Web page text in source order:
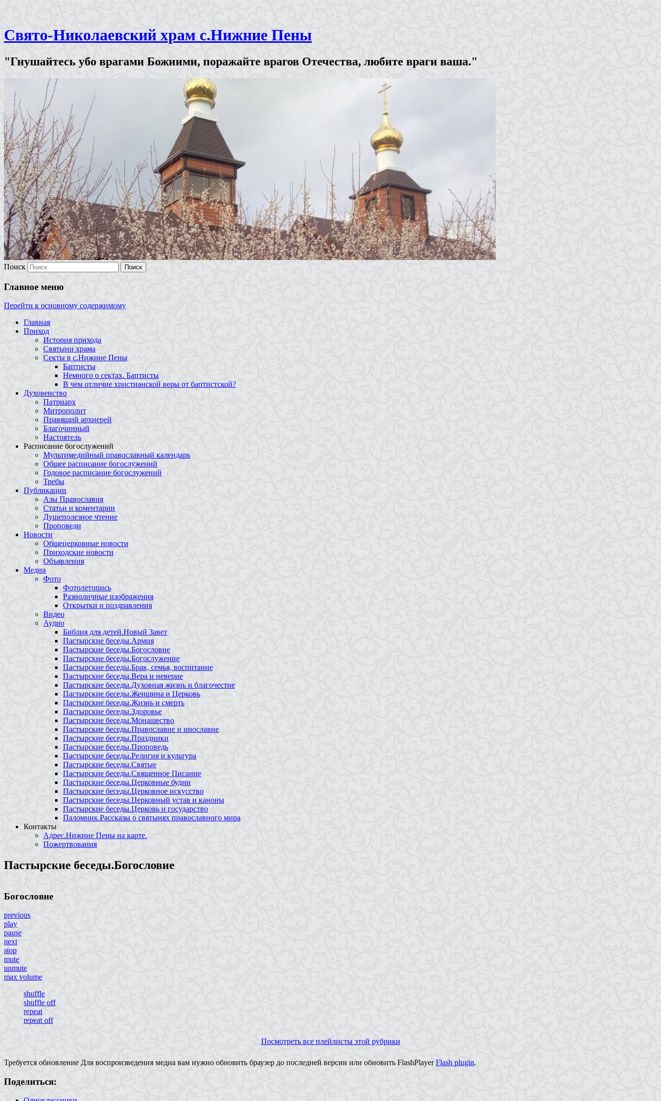
Свято-Николаевский храм с.Нижние Пены
"Гнушайтесь убо врагами Божиими, поражайте врагов Отечества, любите враги ваша."
Поиск
Главное меню
Перейти к основному содержимому
Главная
Приход
История прихода
Святыни храма
Секты в с.Нижние Пены
Баптисты
Немного о сектах. Баптисты
В чем отличие христианской веры от баптистской?
Духовенство
Патриарх
Митрополит
Правящий архиерей
Благочинный
Настоятель
Расписание богослужений
Мультимедийный православный календарь
Общее расписание богослужений
Годовое расписание богослужений
Требы
Публикации
Азы Православия
Статьи и коментарии
Душеполезное чтение
Проповеди
Новости
Общецерковные новости
Приходские новости
Объявления
Медиа
Фото
Фотолетопись
Разноличные изображения
Открытки и поздравления
Видео
Аудио
Библия для детей.Новый Завет
Пастырские беседы.Армия
Пастырские беседы.Богословие
Пастырские беседы.Богослужение
Пастырские беседы.Брак, семья, воспитание
Пастырские беседы.Вера и неверие
Пастырские беседы.Духовная жизнь и благочестие
Пастырские беседы.Женщина и Церковь
Пастырские беседы.Жизнь и смерть
Пастырские беседы.Здоровье
Пастырские беседы.Монашество
Пастырские беседы.Православие и инославие
Пастырские беседы.Праздники
Пастырские беседы.Проповедь
Пастырские беседы.Религия и культура
Пастырские беседы.Святые
Пастырские беседы.Священное Писание
Пастырские беседы.Церковные будни
Пастырские беседы.Церковное искусство
Пастырские беседы.Церковный устав и каноны
Пастырские беседы.Церковь и государство
Паломник.Рассказы о святынях православного мира
Контакты
Адрес.Нижние Пены на карте.
Пожертвования
Пастырские беседы.Богословие
Богословие
previous
play
pause
next
stop
mute
unmute
max volume
shuffle
shuffle off
repeat
repeat off
Посмотреть все плейлисты этой рубрики
Требуется обновление Для воспроизведения медиа вам нужно обновить браузер до последней версии или обновить FlashPlayerFlash plugin.
Поделиться: